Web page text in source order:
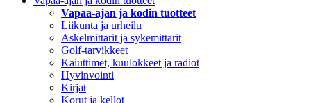
Vapaa-ajan ja kodin tuotteet
Liikunta ja urheilu
Askelmittarit ja sykemittarit
Golf-tarvikkeet
Kaiuttimet, kuulokkeet ja radiot
Hyvinvointi
Kirjat
Korut ja kellot